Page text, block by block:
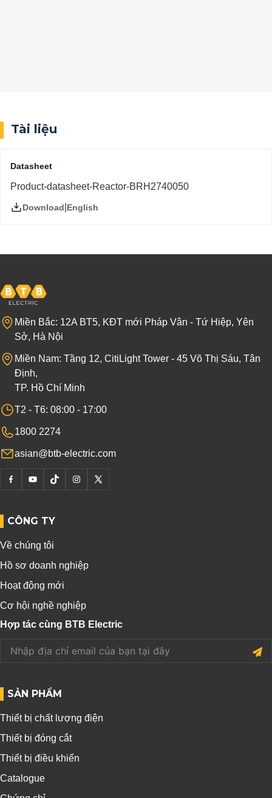
Tài liệu
Datasheet
Product-datasheet-Reactor-BRH2740050
Download English
Miền Bắc: 12A BT5, KĐT mới Pháp Vân - Tứ Hiệp, Yên
Sở, Hà Nội
Miền Nam: Tầng 12, CitiLight Tower - 45 Võ Thị Sáu, Tân
Định,
TP. Hồ Chí Minh
T2 - T6: 08:00 - 17:00
1800 2274
asian@btb-electric.com
CÔNG TY
Về chúng tôi
Hồ sơ doanh nghiệp
Hoạt động mới
Cơ hội nghề nghiệp
Hợp tác cùng BTB Electric
SẢN PHẨM
Thiết bị chất lượng điện
Thiết bị đóng cắt
Thiết bị điều khiển
Catalogue